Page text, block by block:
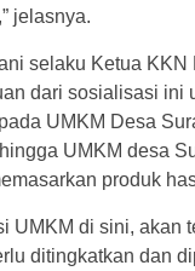
,” jelasnya.
selaku Ketua KKN
dari sosialisasi ini
UMKM Desa
UMKM desa
produk
UMKM di sini, akan
ditingkatkan dan